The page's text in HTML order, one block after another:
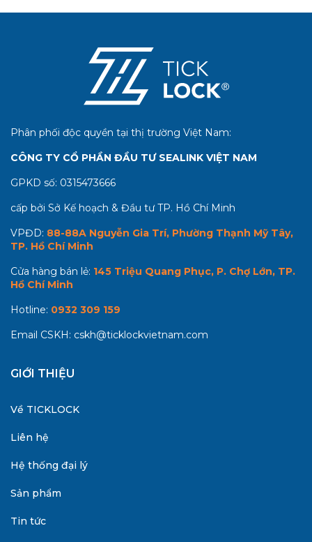
Phân phối độc quyền tại thị trường Việt Nam:
CÔNG TY CỔ PHẦN ĐẦU TƯ SEALINK VIỆT NAM
GPKD số: 0315473666
cấp bởi Sở Kế hoạch & Đầu tư TP. Hồ Chí Minh
VPĐD: 88-88A Nguyễn Gia Trí, Phường Thạnh Mỹ Tây,
TP. Hồ Chí Minh
Cửa hàng bán lẻ: 145 Triệu Quang Phục, P. Chợ Lớn, TP.
Hồ Chí Minh
Hotline: 0932 309 159
Email CSKH: cskh@ticklockvietnam.com
GIỚI THIỆU
Về TICKLOCK
Liên hệ
Hệ thống đại lý
Sản phẩm
Tin tức